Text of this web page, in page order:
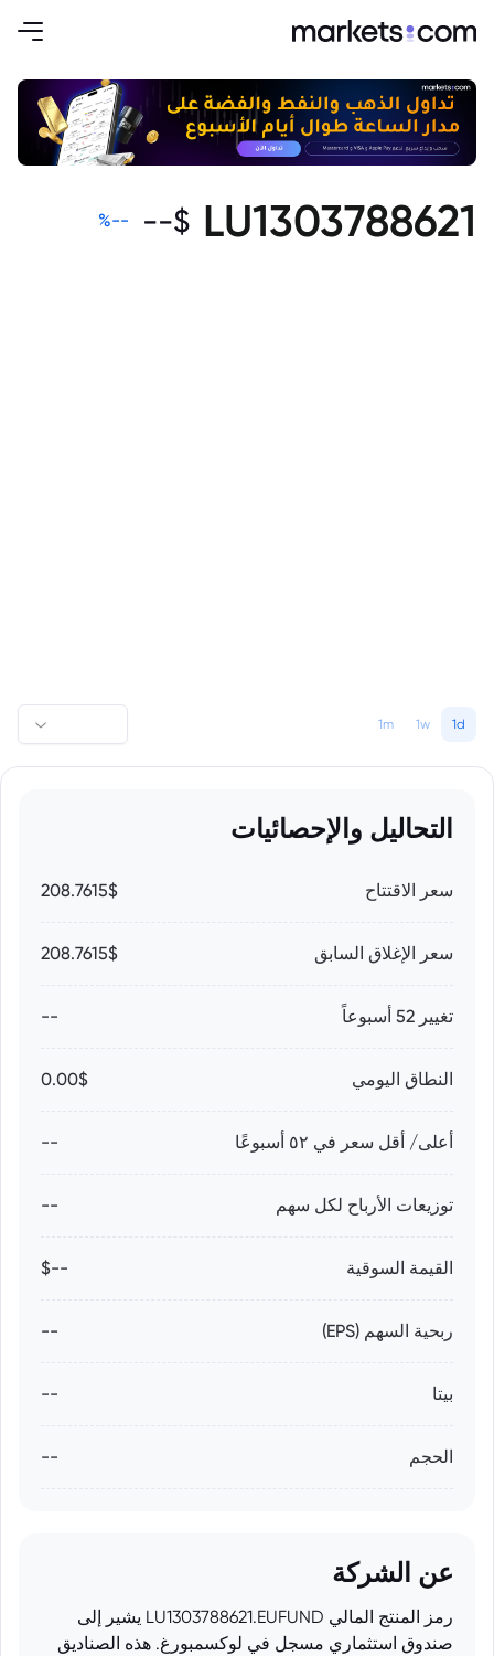
LU1303788621
$
--
--
%
1d
1w
1m
التحاليل والإحصائيات
سعر الاقتتاح 208.7615$
سعر الإغلاق السابق 208.7615$
تغيير 52 أسبوعاً --
النطاق اليومي 0.00$
أعلى/ أقل سعر في ٥٢ أسبوعًا --
توزيعات الأرباح لكل سهم --
القيمة السوقية --$
ربحية السهم (EPS) --
بيتا --
الحجم --
عن الشركة
رمز المنتج المالي LU1303788621.EUFUND يشير إلى
صندوق استثماري مسجل في لوكسمبورغ. هذه الصناديق